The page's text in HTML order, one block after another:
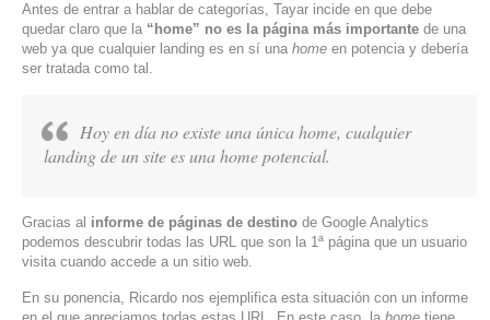
Antes de entrar a hablar de categorías, Tayar incide en que debe
quedar claro que la “home” no es la página más importante de una
web ya que cualquier landing es en sí una home en potencia y debería
ser tratada como tal.
Hoy en día no existe una única home, cualquier
landing de un site es una home potencial.
Gracias al informe de páginas de destino de Google Analytics
podemos descubrir todas las URL que son la 1ª página que un usuario
visita cuando accede a un sitio web.
En su ponencia, Ricardo nos ejemplifica esta situación con un informe